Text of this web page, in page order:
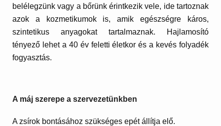
belélegzünk vagy a bőrünk érintkezik vele, ide tartoznak
azok a kozmetikumok is, amik egészségre káros,
szintetikus anyagokat tartalmaznak. Hajlamosító
tényező lehet a 40 év feletti életkor és a kevés folyadék
fogyasztás.
A máj szerepe a szervezetünkben
A zsírok bontásához szükséges epét állítja elő.